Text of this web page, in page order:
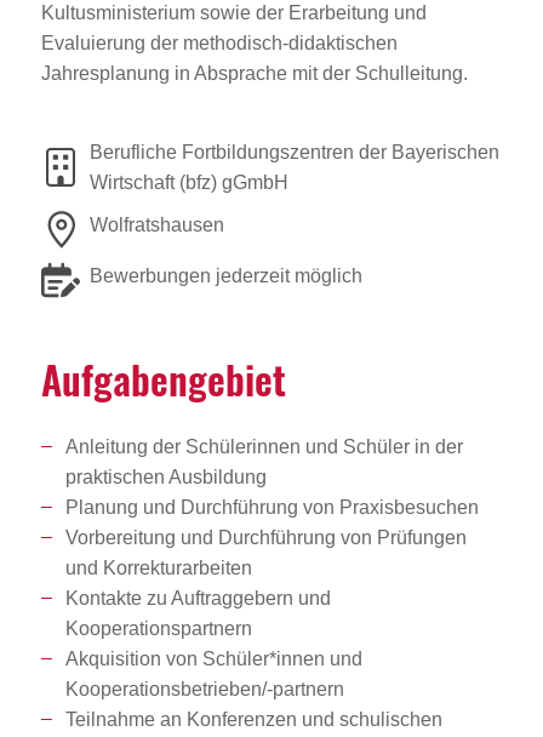
Kultusministerium sowie der Erarbeitung und
Evaluierung der methodisch-didaktischen
Jahresplanung in Absprache mit der Schulleitung.
Berufliche Fortbildungszentren der Bayerischen
Wirtschaft (bfz) gGmbH
Wolfratshausen
Bewerbungen jederzeit möglich
Aufga­ben­ge­biet
Anleitung der Schülerinnen und Schüler in der
praktischen Ausbildung
Planung und Durchführung von Praxisbesuchen
Vorbereitung und Durchführung von Prüfungen
und Korrekturarbeiten
Kontakte zu Auftraggebern und
Kooperationspartnern
Akquisition von Schüler*innen und
Kooperationsbetrieben/-partnern
Teilnahme an Konferenzen und schulischen